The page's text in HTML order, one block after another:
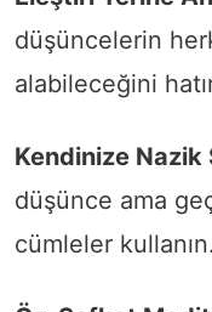
düşüncelerin
alabileceğini
Kendinize Nazik
düşünce ama
cümleler kullanın.